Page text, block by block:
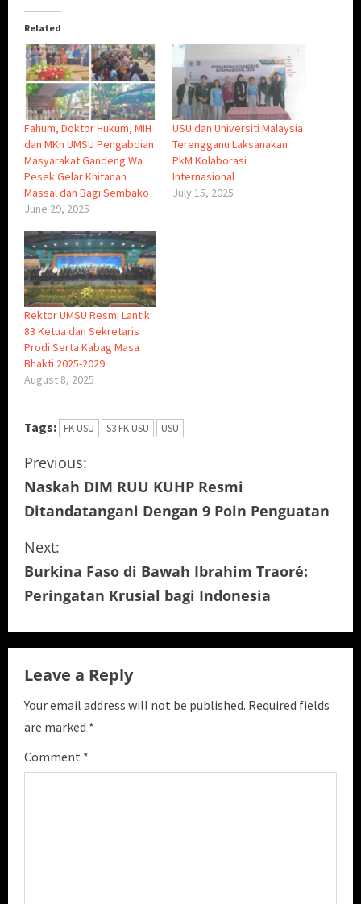
Related
Fahum, Doktor Hukum, MIH
dan MKn UMSU Pengabdian
Masyarakat Gandeng Wa
Pesek Gelar Khitanan
Massal dan Bagi Sembako
June 29, 2025
USU dan Universiti Malaysia
Terengganu Laksanakan
PkM Kolaborasi
Internasional
July 15, 2025
Rektor UMSU Resmi Lantik
83 Ketua dan Sekretaris
Prodi Serta Kabag Masa
Bhakti 2025-2029
August 8, 2025
Tags: FK USU S3 FK USU USU
C
o
n
t
i
n
u
e
R
e
Previous:
Naskah DIM RUU KUHP Resmi
Ditandatangani Dengan 9 Poin Penguatan
Next:
Burkina Faso di Bawah Ibrahim Traoré:
Peringatan Krusial bagi Indonesia
Leave a Reply
Your email address will not be published. Required fields
are marked *
Comment *